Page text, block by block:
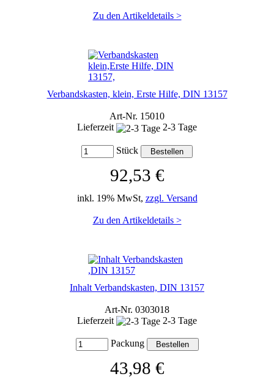
Zu den Artikeldetails >
Verbandskasten, klein, Erste Hilfe, DIN 13157
Art-Nr. 15010
Lieferzeit
2-3 Tage
Stück
92,53 €
inkl. 19% MwSt, zzgl. Versand
Zu den Artikeldetails >
Inhalt Verbandskasten, DIN 13157
Art-Nr. 0303018
Lieferzeit
2-3 Tage
Packung
43,98 €